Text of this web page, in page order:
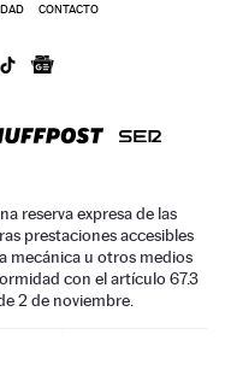
CONTACTO
reserva expresa de las
prestaciones accesibles
mecánica u otros medios
con el artículo 67.3
2 de noviembre.